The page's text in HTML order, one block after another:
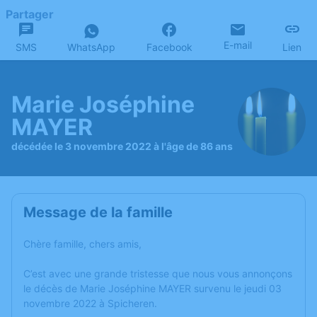
Partager
SMS WhatsApp Facebook E-mail Lien
Marie Joséphine
MAYER
décédée le 3 novembre 2022 à l'âge de 86 ans
Message de la famille
Chère famille, chers amis,
C’est avec une grande tristesse que nous vous annonçons
le décès de Marie Joséphine MAYER survenu le jeudi 03
novembre 2022 à Spicheren.